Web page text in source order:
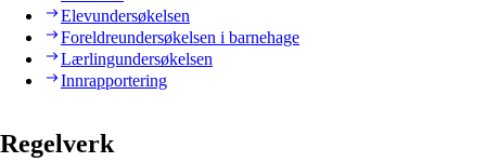
Elevundersøkelsen
Foreldreundersøkelsen i barnehage
Lærlingundersøkelsen
Innrapportering
Regelverk